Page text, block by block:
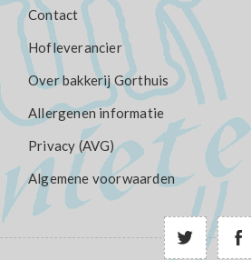
Contact
Hofleverancier
Over bakkerij Gorthuis
Allergenen informatie
Privacy (AVG)
Algemene voorwaarden